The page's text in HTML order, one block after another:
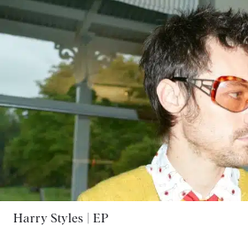
Harry Styles | EP